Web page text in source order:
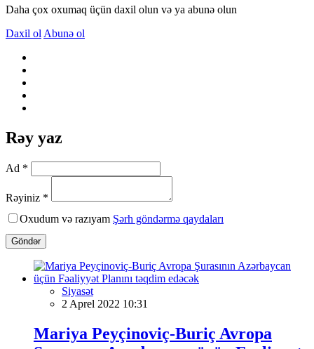
Daha çox oxumaq üçün daxil olun və ya abunə olun
Daxil ol Abunə ol
Rəy yaz
Ad *
Rəyiniz *
Oxudum və razıyam Şərh göndərmə qaydaları
Göndər
Siyasət
2 Aprel 2022 10:31
Mariya Peyçinoviç-Buriç Avropa